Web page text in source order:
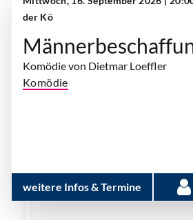
der Kö
Komödie von Dietmar Loeffler
Komödie
weitere Infos & Termine